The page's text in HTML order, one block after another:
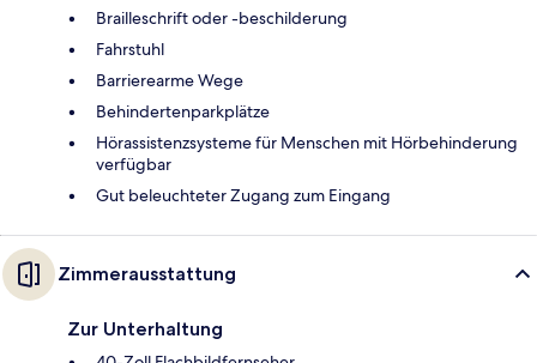
Brailleschrift oder -beschilderung
Fahrstuhl
Barrierearme Wege
Behindertenparkplätze
Hörassistenzsysteme für Menschen mit Hörbehinderung
verfügbar
Gut beleuchteter Zugang zum Eingang
Zimmerausstattung
Zur Unterhaltung